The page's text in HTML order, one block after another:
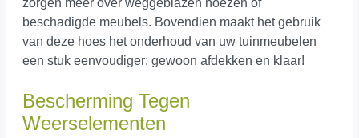
zorgen meer over weggeblazen hoezen of
beschadigde meubels. Bovendien maakt het gebruik
van deze hoes het onderhoud van uw tuinmeubelen
een stuk eenvoudiger: gewoon afdekken en klaar!
Bescherming Tegen
Weerselementen